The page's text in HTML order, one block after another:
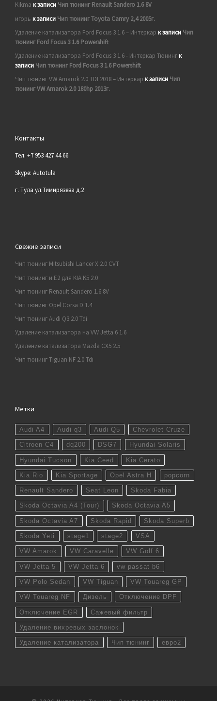
Kikma к записи Чип тюнинг Renault Sandero 1.6 8V
игорь к записи Чип тюнинг Toyota Camry 2,4 2005г.
Удаление катализатора Ford Focus 3 1.6 – Интеркар к записи Чип
тюнинг Ford Focus 3 1.6 Powershift
Удаление катализатора Ford Focus 3 1.6 - Интеркар Тюнингк
записи Чип тюнинг Ford Focus 3 1.6 Powershift
Чип тюнинг VW Amarok 2.0 TDI 2018 – Интеркар к записи Чип
тюнинг VW Amarok 2.0 180hp 2013г.
Контакты
Тел. +7 953 427 44 66
Skype: Autotula
г. Тула ул.Тимирязева д.2
Свежие записи
Чип тюнинг Mitsubishi Lancer X 2.0 CVT
Чип тюнинг и E2 для KIA K5 2.0
Чип тюнинг Renault Sandero 1.6 8V
Чип тюнинг Opel Corsa D 1.4
Чип тюнинг Audi Q3 2.0 Tdi
Удаление катализатора на VW Jetta 6 1.6
Удаление катализатора Mazda CX5 2.5
Чип тюнинг Tiguan NF 2.0 Tdi
Метки
Audi A4 Audi q3 Audi Q5 Chevrolet Cruze
Citroen C4 dq200 DSG7 Hyundai Solaris
Hyundai Tucson Kia Ceed Kia Cerato
Kia Rio Kia Sportage Opel Astra H popcorn
Renault Sandero Seat Leon Skoda Fabia
Skoda Octavia A4 (Tour) Skoda Octavia A5
Skoda Octavia A7 Skoda Rapid Skoda Superb
Skoda Yeti stage1 stage2 VSA
VW Amarok VW Caravelle VW Golf 6
VW Jetta 5 VW Jetta 6 vw passat b6
VW Polo Sedan VW Tiguan VW Touareg GP
VW Touareg NF Дизель Отключение DPF
Отключение EGR Сажевый фильтр
Удаление вихревых заслонок
Удаление катализатора Чип тюнинг евро2